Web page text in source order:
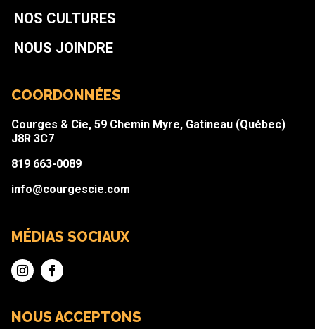
NOS CULTURES
NOUS JOINDRE
COORDONNÉES
Courges & Cie, 59 Chemin Myre, Gatineau (Québec)
J8R 3C7
819 663-0089
info@courgescie.com
MÉDIAS SOCIAUX
NOUS ACCEPTONS